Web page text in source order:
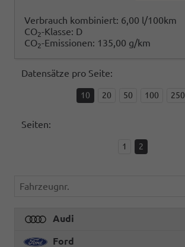
Verbrauch kombiniert: 6,00 l/100km
CO2-Klasse: D
CO2-Emissionen: 135,00 g/km
Datensätze pro Seite:
10 20 50 100 250
Seiten:
1 2
Fahrzeugnr.
Audi
Ford